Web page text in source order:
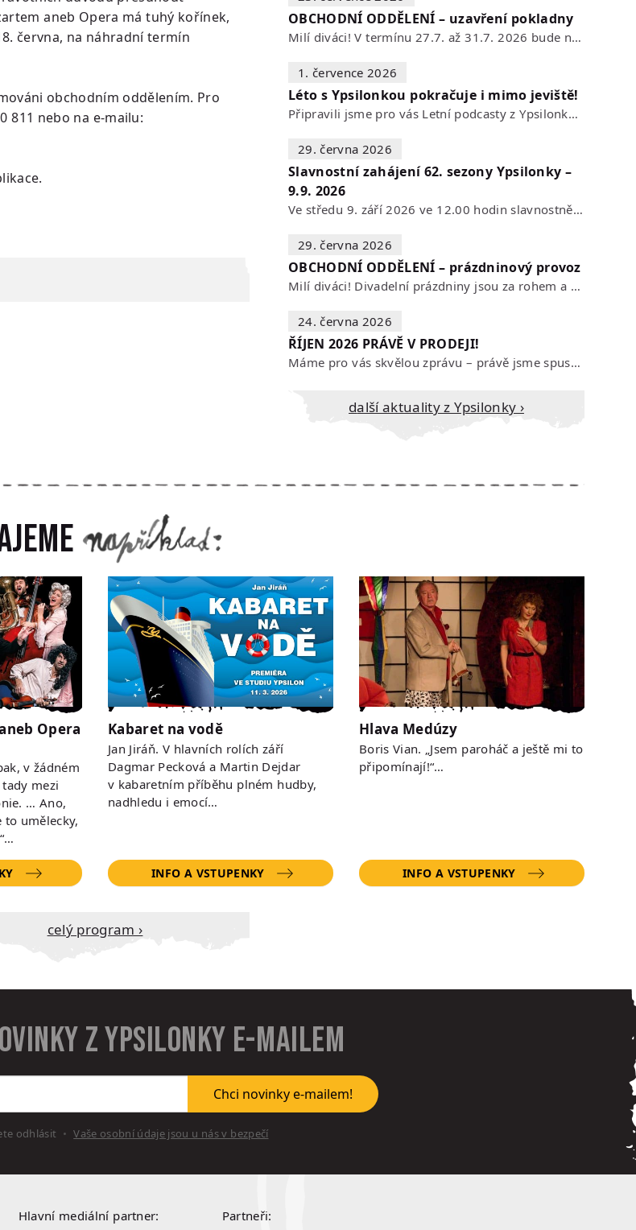
aneb Opera má tuhý kořínek,
června, na náhradní termín
obchodním oddělením. Pro
811 nebo na e-mailu:
OBCHODNÍ ODDĚLENÍ – uzavření pokladny
Milí diváci! V termínu 27.7. až 31.7. 2026 bude naše POKLADNA z technických…
1. července 2026
Léto s Ypsilonkou pokračuje i mimo jeviště!
Připravili jsme pro vás Letní podcasty z Ypsilonky – novou sérii rozhovorů s…
29. června 2026
Slavnostní zahájení 62. sezony Ypsilonky –
9.9. 2026
Ve středu 9. září 2026 ve 12.00 hodin slavnostně zahájíme novou divadelní…
29. června 2026
OBCHODNÍ ODDĚLENÍ – prázdninový provoz
Milí diváci! Divadelní prázdniny jsou za rohem a s nimi se mění i otevírací…
24. června 2026
ŘÍJEN 2026 PRÁVĚ V PRODEJI!
Máme pro vás skvělou zprávu – právě jsme spustili prodej vstupenek na říjen…
Další aktuality z Ypsilonky ›
Opera
v žádném
tady mezi
… Ano,
umělecky,
Kabaret na vodě
Jan Jiráň. V hlavních rolích září
Dagmar Pecková a Martin Dejdar
v kabaretním příběhu plném hudby,
nadhledu i emocí…
INFO A VSTUPENKY
Hlava Medúzy
Boris Vian. „Jsem paroháč a ještě mi to
připomínají!“…
INFO A VSTUPENKY
Celý program ›
z Ypsilonky e-mailem
Chci novinky e-mailem!
odhlásit Vaše osobní údaje jsou u nás v bezpečí
Hlavní mediální partner: Partneři: